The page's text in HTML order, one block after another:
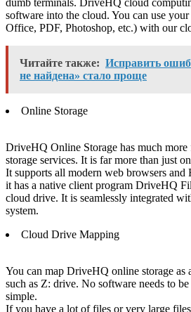
dumb terminals. DriveHQ cloud
software into the cloud. You can use
Office, PDF, Photoshop, etc.) with our
Читайте также: Исправить
не найдена» стало проще
Online Storage
DriveHQ Online Storage has much more
storage services. It is far more than just
It supports all modern web browsers and
it has a native client program DriveHQ
cloud drive. It is seamlessly integrated
system.
Cloud Drive Mapping
You can map DriveHQ online storage
such as Z: drive. No software needs to
simple.
If you have a lot of files or very large